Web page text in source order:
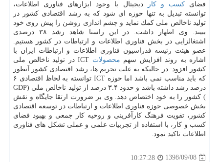
فضایكسب و كار
دیجیتال با وجود ابزارهای فناوری اطلاعات،
توانسته تبدیل به تنها حوزه ای شود كه به رشد اقتصادی كشور در
تولید ناخالص ملی كمك نماید و چشم اندازی روشن را پیش روی خود
ببیند. وی اظهار داشت: در این راستا شاهد رشد ۳۸ درصدی
اشتغالزایی در بخش فناوری اطلاعات و ارتباطات در كشور هستیم.
عضو هیئت رئیسه فدراسیون فناوری اطلاعات و ارتباطات ایران با
اشاره به روند افزایش سهم محصولات
ICT در تولید ناخالص ملی
كشور افزود: در حالیكه به علت تحریم ها، رشد اقتصادی كشور آنطور
كه باید مناسب نمی باشد اما حوزه ICT توانسته به لحاظ اقتصادی ۶
درصد رشد داشته باشد و حدود ۳.۴ درصد از تولید ناخالص ملی (GDP
) كشور را به خود اختصاص دهد. وی بر ضرورت ارتقا جایگاه و نقش
بخش خصوصی حوزه فناوری اطلاعات و ارتباطات در توسعه اقتصادی
كشور، تقویت فرهنگ كارآفرینی و روحیه كار جمعی و بهبود فضای
كسب و كار، با استفاده از تجربیات علمی و عملی تشكل های فناوری
اطلاعات تاكید نمود.
1398/09/08
10:27:28